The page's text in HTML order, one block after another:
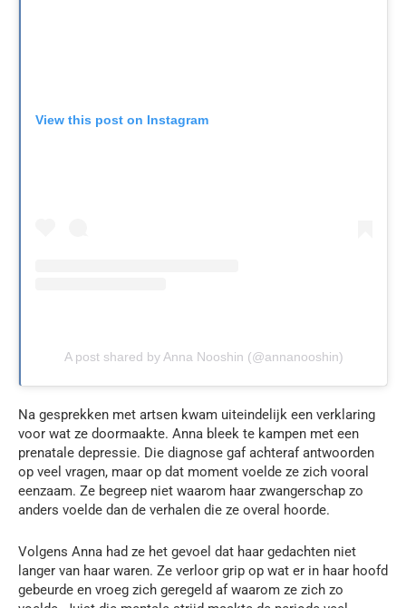
View this post on Instagram
A post shared by Anna Nooshin (@annanooshin)
Na gesprekken met artsen kwam uiteindelijk een verklaring
voor wat ze doormaakte. Anna bleek te kampen met een
prenatale depressie. Die diagnose gaf achteraf antwoorden
op veel vragen, maar op dat moment voelde ze zich vooral
eenzaam. Ze begreep niet waarom haar zwangerschap zo
anders voelde dan de verhalen die ze overal hoorde.
Volgens Anna had ze het gevoel dat haar gedachten niet
langer van haar waren. Ze verloor grip op wat er in haar hoofd
gebeurde en vroeg zich geregeld af waarom ze zich zo